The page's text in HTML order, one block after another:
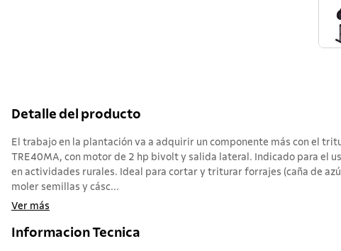
Detalle del producto
El trabajo en la plantación va a adquirir un componente más con el
TRE40MA, con motor de 2 hp bivolt y salida lateral. Indicado para el
en actividades rurales. Ideal para cortar y triturar forrajes (caña de
moler semillas y cásc...
Ver más
Informacion Tecnica